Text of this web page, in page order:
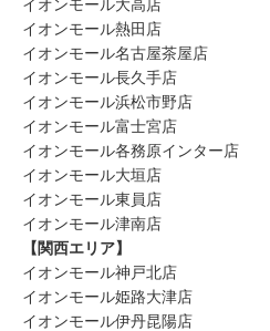
イオンモール大高店
イオンモール熱田店
イオンモール名古屋茶屋店
イオンモール長久手店
イオンモール浜松市野店
イオンモール富士宮店
イオンモール各務原インター店
イオンモール大垣店
イオンモール東員店
イオンモール津南店
【関西エリア】
イオンモール神戸北店
イオンモール姫路大津店
イオンモール伊丹昆陽店